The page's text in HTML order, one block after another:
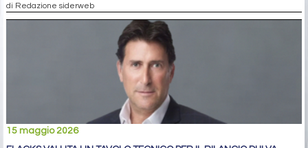
di Redazione siderweb
15 maggio 2026